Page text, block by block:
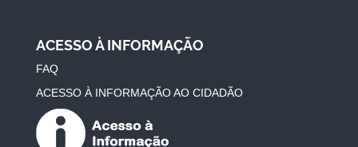
ACESSO À INFORMAÇÃO
FAQ
ACESSO À INFORMAÇÃO AO CIDADÃO